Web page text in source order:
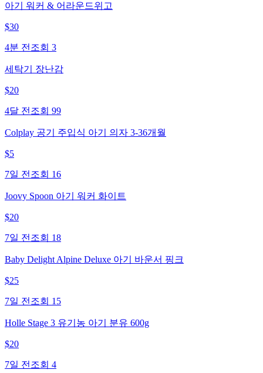
아기 워커 & 어라운드위고
$30
4분 전 조회 3
세탁기 장난감
$20
4달 전 조회 99
Colplay 공기 주입식 아기 의자 3-36개월
$5
7일 전 조회 16
Joovy Spoon 아기 워커 화이트
$20
7일 전 조회 18
Baby Delight Alpine Deluxe 아기 바운서 핑크
$25
7일 전 조회 15
Holle Stage 3 유기농 아기 분유 600g
$20
7일 전 조회 4